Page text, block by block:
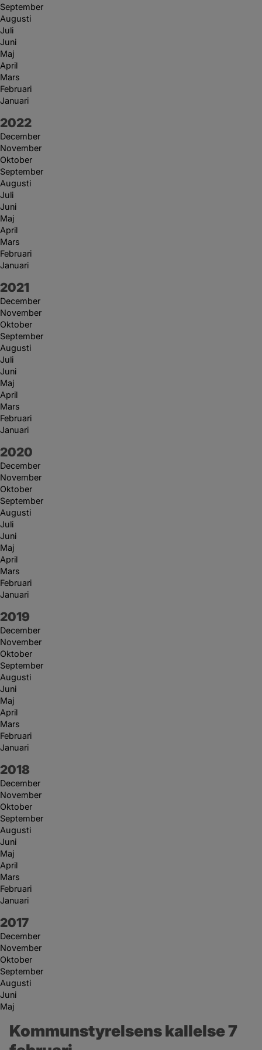
September
Augusti
Juli
Juni
Maj
April
Mars
Februari
Januari
År:
2022
December
November
Oktober
September
Augusti
Juli
Juni
Maj
April
Mars
Februari
Januari
År:
2021
December
November
Oktober
September
Augusti
Juli
Juni
Maj
April
Mars
Februari
Januari
År:
2020
December
November
Oktober
September
Augusti
Juli
Juni
Maj
April
Mars
Februari
Januari
År:
2019
December
November
Oktober
September
Augusti
Juni
Maj
April
Mars
Februari
Januari
År:
2018
December
November
Oktober
September
Augusti
Juni
Maj
April
Mars
Februari
Januari
År:
2017
December
November
Oktober
September
Augusti
Juni
Maj
Kommunstyrelsens kallelse 7